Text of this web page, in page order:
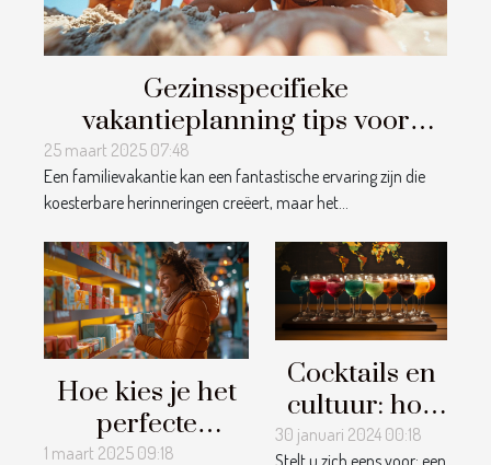
Gezinsspecifieke
vakantieplanning tips voor
memorabele en stressvrije
reizen met kinderen
25 maart 2025 07:48
Een familievakantie kan een fantastische ervaring zijn die
koesterbare herinneringen creëert, maar het...
Hoe kies je het
perfecte
beleveniscadeau
1 maart 2025 09:18
Cocktails en
cultuur: hoe
drankjes de
30 januari 2024 00:18
Stelt u zich eens voor: een